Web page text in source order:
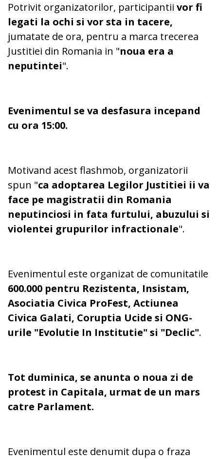
Potrivit organizatorilor, participantii vor fi
legati la ochi si vor sta in tacere,
jumatate de ora, pentru a marca trecerea
Justitiei din Romania in "noua era a
neputintei".
Evenimentul se va desfasura incepand
cu ora 15:00.
Motivand acest flashmob, organizatorii
spun "ca adoptarea Legilor Justitiei ii va
face pe magistratii din Romania
neputinciosi in fata furtului, abuzului si
violentei grupurilor infractionale".
Evenimentul este organizat de comunitatile
600.000 pentru Rezistenta, Insistam,
Asociatia Civica ProFest, Actiunea
Civica Galati, Coruptia Ucide si ONG-
urile "Evolutie In Institutie" si "Declic".
Tot duminica, se anunta o noua zi de
protest in Capitala, urmat de un mars
catre Parlament.
Evenimentul este denumit dupa o fraza